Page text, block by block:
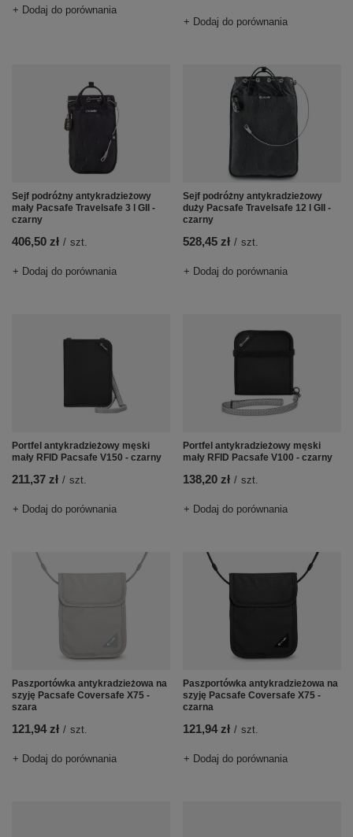
+ Dodaj do porównania
+ Dodaj do porównania
Sejf podróżny antykradzieżowy
mały Pacsafe Travelsafe 3 l GII -
czarny
406,50 zł / szt.
+ Dodaj do porównania
Sejf podróżny antykradzieżowy
duży Pacsafe Travelsafe 12 l GII -
czarny
528,45 zł / szt.
+ Dodaj do porównania
Portfel antykradzieżowy męski
mały RFID Pacsafe V150 - czarny
211,37 zł / szt.
+ Dodaj do porównania
Portfel antykradzieżowy męski
mały RFID Pacsafe V100 - czarny
138,20 zł / szt.
+ Dodaj do porównania
Paszportówka antykradzieżowa na
szyję Pacsafe Coversafe X75 -
szara
121,94 zł / szt.
+ Dodaj do porównania
Paszportówka antykradzieżowa na
szyję Pacsafe Coversafe X75 -
czarna
121,94 zł / szt.
+ Dodaj do porównania